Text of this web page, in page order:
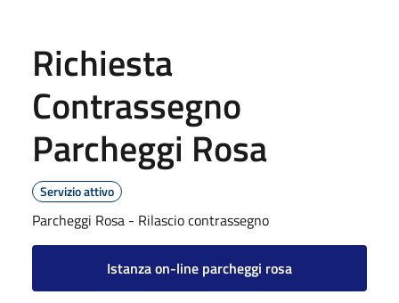
Richiesta
Contrassegno
Parcheggi Rosa
Servizio attivo
Parcheggi Rosa - Rilascio contrassegno
Istanza on-line parcheggi rosa